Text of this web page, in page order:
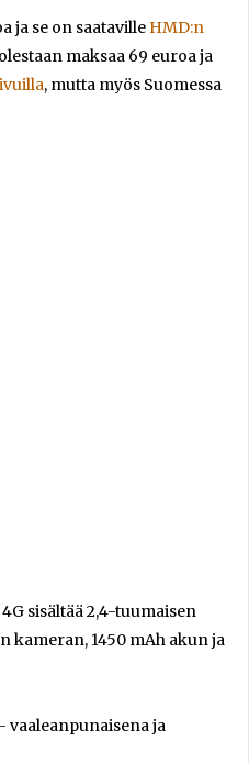
ja se on saataville HMD:n
maksaa 69 euroa ja
, mutta myös Suomessa
sisältää 2,4-tuumaisen
kameran, 1450 mAh akun ja
vaaleanpunaisena ja